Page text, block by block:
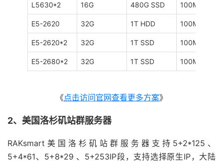
L5630*2 16G 480G SSD 100M
E5-2620 32G 1T HDD 100M
E5-2620*2 32G 1T SSD 100M
E5-2680*2 32G 1T SSD 100M
《点击访问官网查看更多方案》
2、美国洛杉矶站群服务器
RAKsmart美国洛杉矶站群服务器支持5+2*125、
5+4*61、5+8*29 、5+253IP段，支持选择原生IP，大陆